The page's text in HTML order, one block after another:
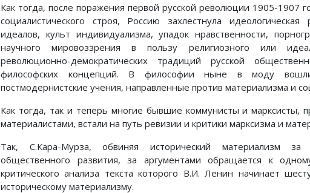
Как тогда, после поражения первой русской революции 1905-1907
социалистического строя, Россию захлестнула
идеалов, культ индивидуализма, упадок нравственности,
научного мировоззрения в пользу религиозного или
революционно-демократических традиций русской
философских концепций. В философии ныне в моду вошли
постмодернистские учения, направленные против материализма и
Как тогда, так и теперь многие бывшие коммунисты и марксисты,
материалистами, встали на путь ревизии и критики марксизма и
Так, С.Кара-Мурза, обвиняя исторический материализм за
общественного развития, за аргументами обращается к
критического анализа текста которого В.И. Ленин начинает
историческому материализму.